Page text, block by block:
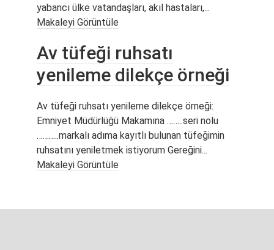
yabancı ülke vatandaşları, akıl hastaları,...
Makaleyi Görüntüle
Av tüfeği ruhsatı
yenileme dilekçe örneği
Av tüfeği ruhsatı yenileme dilekçe örneği:
Emniyet Müdürlüğü Makamına ……..seri nolu
………..markalı adıma kayıtlı bulunan tüfeğimin
ruhsatını yeniletmek istiyorum Gereğini...
Makaleyi Görüntüle